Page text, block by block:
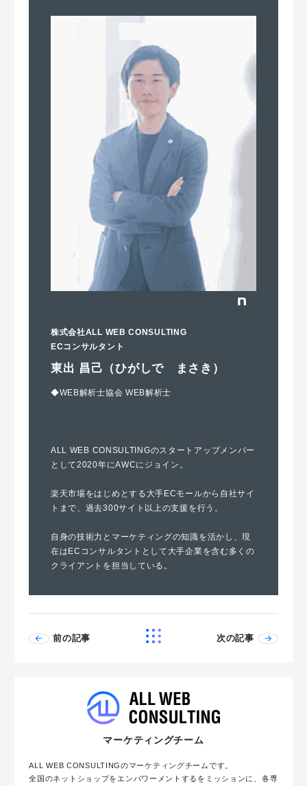
株式会社ALL WEB CONSULTING
ECコンサルタント
東出 昌己（ひがしで まさき）
◆WEB解析士協会 WEB解析士
ALL WEB CONSULTINGのスタートアップメンバー
として2020年にAWCにジョイン。
楽天市場をはじめとする大手ECモールから自社サイ
トまで、過去300サイト以上の支援を行う。
自身の技術力とマーケティングの知識を活かし、現
在はECコンサルタントとして大手企業を含む多くの
クライアントを担当している。
前の記事 次の記事
マーケティングチーム
ALL WEB CONSULTINGのマーケティングチームです。
全国のネットショップをエンパワーメントするをミッションに、各専